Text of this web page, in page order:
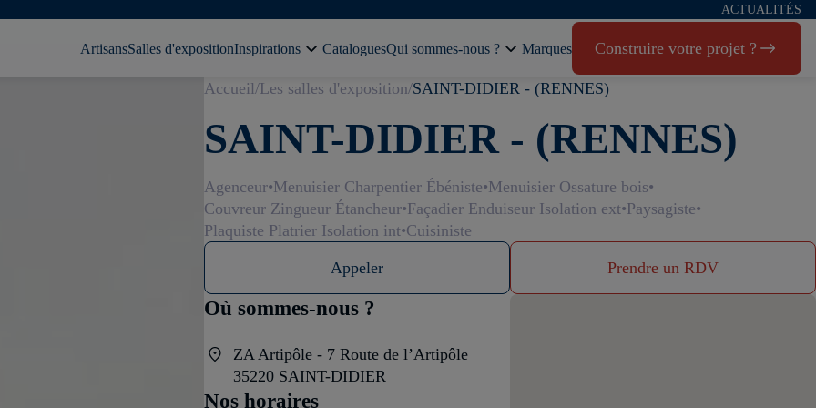
ACTUALITÉS
ArtisansSalles d'expositionInspirations CataloguesQui sommes-nous ? Marques Construire votre projet ?
Accueil Les salles d'exposition SAINT-DIDIER - (RENNES)
SAINT-DIDIER - (RENNES)
Agenceur Menuisier Charpentier Ébéniste Menuisier Ossature bois
Couvreur Zingueur Étancheur Façadier Enduiseur Isolation ext Paysagiste
Plaquiste Platrier Isolation int Cuisiniste
Appeler Prendre un RDV
Où sommes-nous ?
ZA Artipôle - 7 Route de l’Artipôle
35220 SAINT-DIDIER
Nos horaires